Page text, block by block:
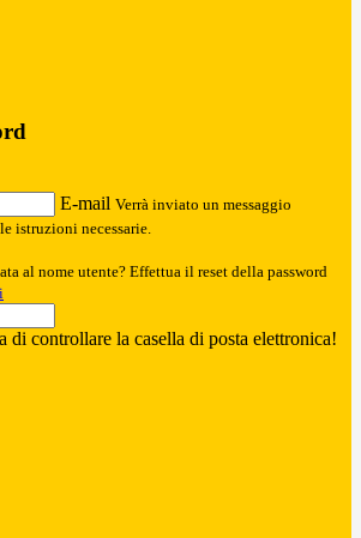
E-mail Verrà inviato un messaggio
istruzioni necessarie.
al nome utente? Effettua il reset della password
di controllare la casella di posta elettronica!